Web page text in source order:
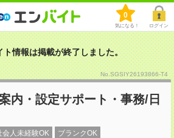
0
気になる！ ログイン
ト情報は掲載が終了しました。
No.SGSIY26193866-T4
内・設定サポート・事務/日
会人未経験OK ブランクOK